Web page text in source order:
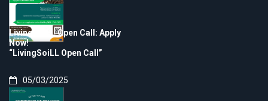
LivingSoiLL Open Call: Apply
Now!
“LivingSoiLL Open Call”
05/03/2025